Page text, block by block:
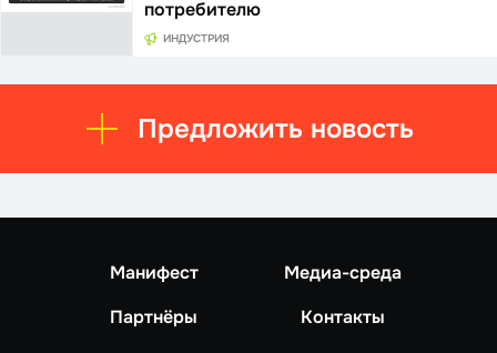
потребителю
ИНДУСТРИЯ
Предложить новость
Манифест
Медиа-среда
Партнёры
Контакты